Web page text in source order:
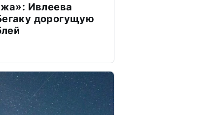
Ивлеева
дорогущую